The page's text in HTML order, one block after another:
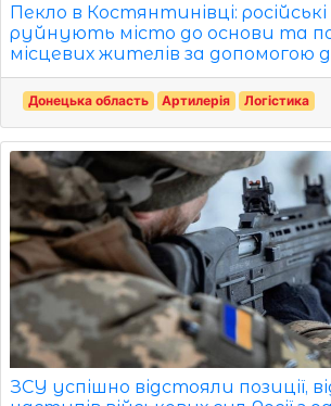
Пекло в Костянтинівці: російські
руйнують місто до основи та
місцевих жителів за допомогою
Донецька область Артилерія Логістика
ЗСУ успішно відстояли позиції,